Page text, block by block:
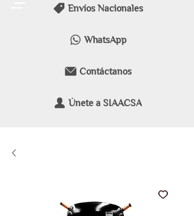
Envíos Nacionales
WhatsApp
Contáctanos
Únete a SIAACSA